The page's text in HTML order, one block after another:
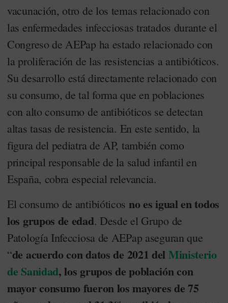
vacunación, otro de los temas relacionado con
las enfermedades infecciosas tratados durante el
Congreso de AEPap ha estado relacionado con
la proliferación de las resistencias a antibióticos.
Su desarrollo está directamente relacionado con
su consumo, de tal forma que en poblaciones
con alto consumo de antibióticos se detectan
altas tasas de resistencia. En este sentido, la
figura del pediatra de AP, también como
principal responsable de la salud infantil en
España, cobra especial relevancia.
El consumo de antibióticos no es igual en todos
los grupos de edad. Desde el Grupo de
Patología Infecciosa de AEPap aseguran que
“de acuerdo con datos de 2021 delMinisterio
de Sanidad, los grupos de población con
mayor consumo fueron los mayores de 75